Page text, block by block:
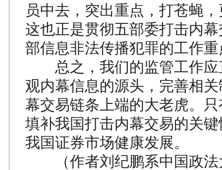
员中去，突出重点，打苍蝇
这也正是贯彻五部委打击内
部信息非法传播犯罪的工作
总之，我们的监管工作应
观内幕信息的源头，完善相
幕交易链条上端的大老虎。
填补我国打击内幕交易的关
我国证券市场健康发展。
（作者刘纪鹏系中国政法